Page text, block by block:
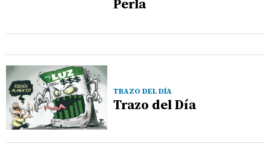
Perla
TRAZO DEL DÍA
Trazo del Día